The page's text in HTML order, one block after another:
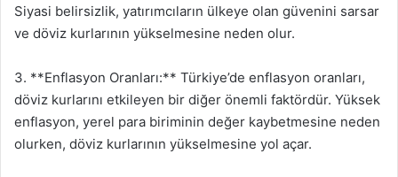
Siyasi belirsizlik, yatırımcıların ülkeye olan güvenini sarsar
ve döviz kurlarının yükselmesine neden olur.
3. **Enflasyon Oranları:** Türkiye’de enflasyon oranları,
döviz kurlarını etkileyen bir diğer önemli faktördür. Yüksek
enflasyon, yerel para biriminin değer kaybetmesine neden
olurken, döviz kurlarının yükselmesine yol açar.